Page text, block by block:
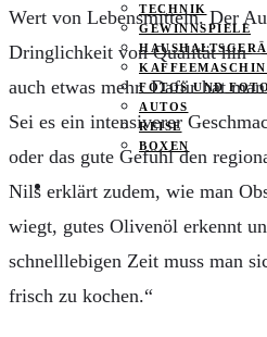
TECHNIK
GEWINNSPIELE
FOTOS UND
AUTOS
REISE
BOXEN
KIND & KEGEL
Wert von Lebensmitteln. Der
Dringlichkeit von Qualität hin –
auch etwas mehr. Dafür hat
Sei es ein intensiverer
oder das gute Gefühl den
Nils erklärt zudem, wie man
wiegt, gutes Olivenöl erkennt
schnelllebigen Zeit muss man
frisch zu kochen.“